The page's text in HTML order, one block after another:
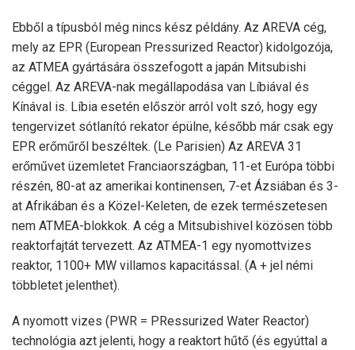
Ebből a típusból még nincs kész példány. Az AREVA cég,
mely az EPR (European Pressurized Reactor) kidolgozója,
az ATMEA gyártására összefogott a japán Mitsubishi
céggel. Az AREVA-nak megállapodása van Líbiával és
Kínával is. Líbia esetén először arról volt szó, hogy egy
tengervizet sótlanító rekator épülne, később már csak egy
EPR erőműről beszéltek. (Le Parisien) Az AREVA 31
erőművet üzemletet Franciaországban, 11-et Európa többi
részén, 80-at az amerikai kontinensen, 7-et Ázsiában és 3-
at Afrikában és a Közel-Keleten, de ezek természetesen
nem ATMEA-blokkok. A cég a Mitsubishivel közösen több
reaktorfajtát tervezett. Az ATMEA-1 egy nyomottvizes
reaktor, 1100+ MW villamos kapacitással. (A + jel némi
többletet jelenthet).
A nyomott vizes (PWR = PRessurized Water Reactor)
technológia azt jelenti, hogy a reaktort hűtő (és egyúttal a